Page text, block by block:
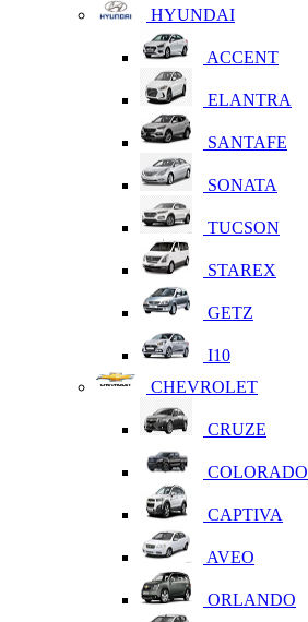
HYUNDAI
ACCENT
ELANTRA
SANTAFE
SONATA
TUCSON
STAREX
GETZ
I10
CHEVROLET
CRUZE
COLORADO
CAPTIVA
AVEO
ORLANDO